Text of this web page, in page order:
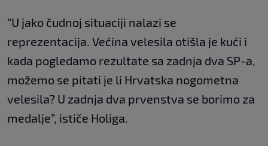
“U jako čudnoj situaciji nalazi se
reprezentacija. Većina velesila otišla je kući i
kada pogledamo rezultate sa zadnja dva SP-a,
možemo se pitati je li Hrvatska nogometna
velesila? U zadnja dva prvenstva se borimo za
medalje”, ističe Holiga.